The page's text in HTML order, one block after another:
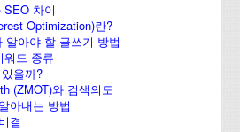
SEO 차이
Optimization)란?
알아야 할 글쓰기 방법
워드 종류
을까?
(ZMOT)와 검색의도
아내는 방법
결